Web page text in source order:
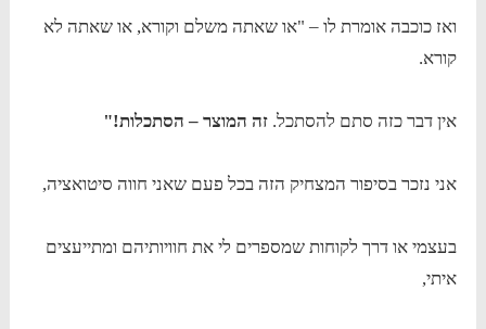
ואז כוכבה אומרת לו – "או שאתה משלם וקורא, או שאתה לא
קורא.
אין דבר כזה סתם להסתכל.זה המוצר – הסתכלות!"
אני נזכר בסיפור המצחיק הזה בכל פעם שאני חווה סיטואציה,
בעצמי או דרך לקוחות שמספרים לי את חוויותיהם ומתייעצים
איתי,